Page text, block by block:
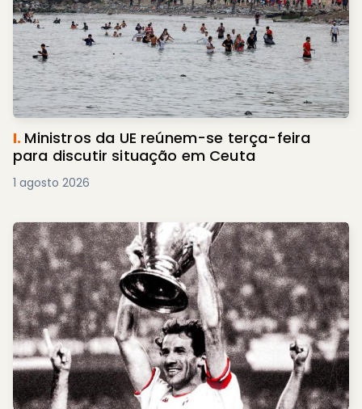
I. Ministros da UE reúnem-se terça-feira
para discutir situação em Ceuta
1 agosto 2026